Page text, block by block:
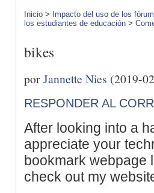
Inicio > Impacto del uso de los
los estudiantes de educación >
bikes
porJannette Nies (2019-
RESPONDER AL
After looking into a
appreciate your
bookmark webpage
check out my